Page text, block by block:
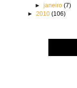
► janeiro (7)
►2010(106)